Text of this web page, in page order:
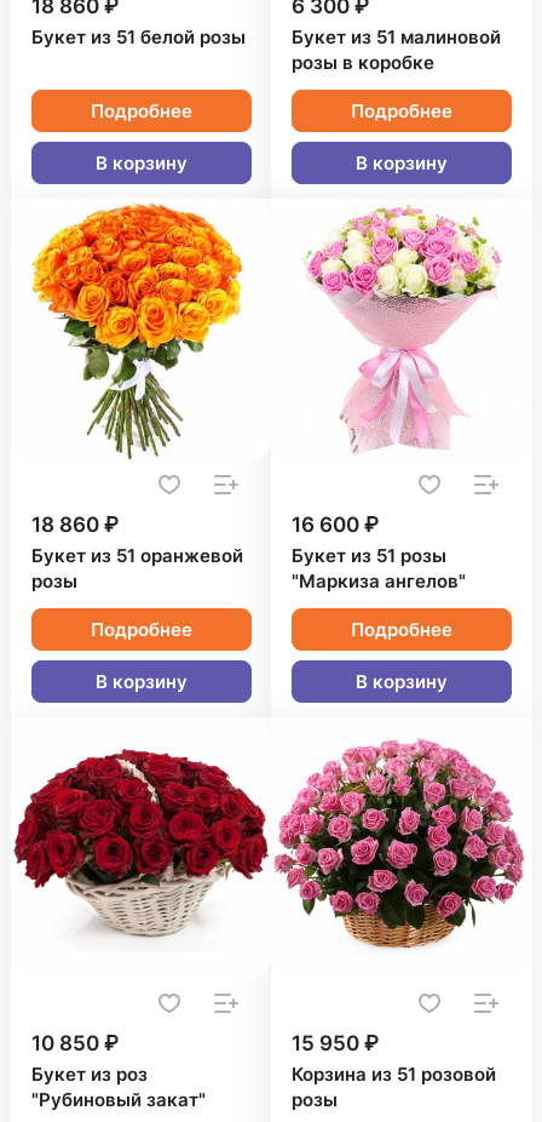
18 860 ₽
Букет из 51 белой розы
Подробнее
В корзину
6 300 ₽
Букет из 51 малиновой
розы в коробке
Подробнее
В корзину
18 860 ₽
Букет из 51 оранжевой
розы
Подробнее
В корзину
16 600 ₽
Букет из 51 розы
"Маркиза ангелов"
Подробнее
В корзину
10 850 ₽
Букет из роз
"Рубиновый закат"
15 950 ₽
Корзина из 51 розовой
розы